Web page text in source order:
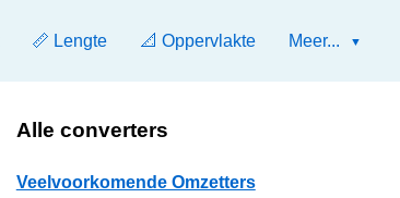
📏 Lengte 📐 Oppervlakte Meer...
Alle converters
Veelvoorkomende Omzetters